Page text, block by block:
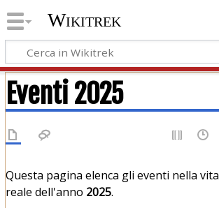
Wikitrek
Eventi 2025
Questa pagina elenca gli eventi nella vita
reale dell'anno 2025.